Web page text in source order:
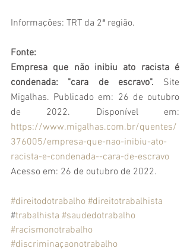
Informações: TRT da 2ª região.
Fonte:
Empresa que não inibiu ato racista é
condenada: "cara de escravo". Site
Migalhas. Publicado em: 26 de outubro
https://www.migalhas.com.br/quentes/
376005/empresa-que-nao-inibiu-ato-
racista-e-condenada--cara-de-escravo
Acesso em: 26 de outubro de 2022.
#direitodotrabalho #direitotrabalhista
#trabalhista #saudedotrabalho
#racismonotrabalho
#discriminaçaonotrabalho